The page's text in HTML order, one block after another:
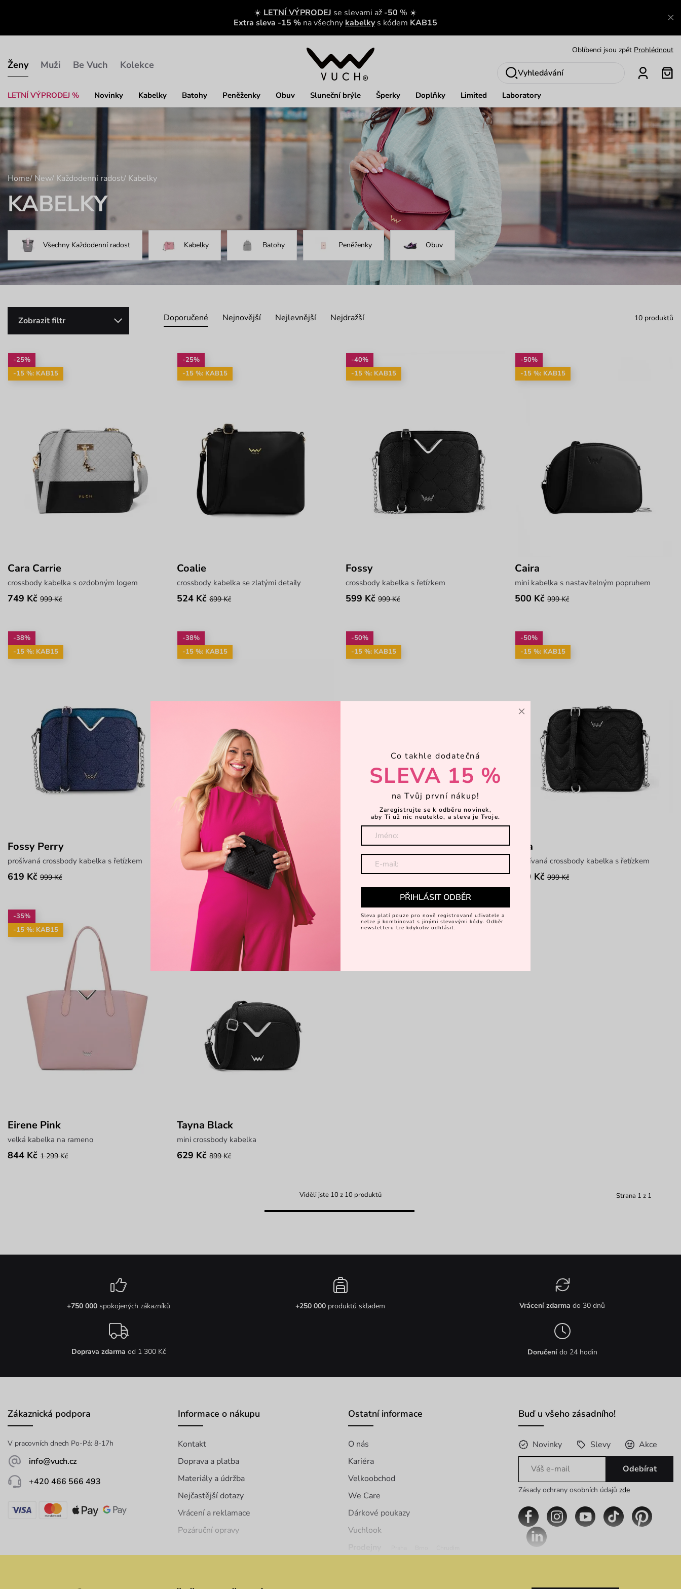
☀️ LETNÍ VÝPRODEJ se slevami až -50 % ☀️
Extra sleva -15 % na všechny kabelkys kódem KAB15
Ženy
LETNÍ VÝPRODEJ % Novinky Kabelky Batohy Peněženky Obuv Sluneční brýle Šperky Doplňky Limited Laboratory
Muži Be Vuch Kolekce
Zobrazit
Oblíbenci jsou zpět Prohlédnout
Nech se inspirovat Ukázat
Vyhledávání
Home/New/ Každodenní radost/ Kabelky
KABELKY
Všechny Každodenní radost Kabelky Batohy Peněženky Obuv
Zobrazit filtr Doporučené Nejnovější Nejlevnější Nejdražší 10 produktů
-25%
-15 %: KAB15
Cara Carrie
crossbody kabelka s ozdobným logem
749 Kč 999 Kč
-25%
-15 %: KAB15
Coalie
crossbody kabelka se zlatými detaily
524 Kč 699 Kč
-40%
-15 %: KAB15
Fossy
crossbody kabelka s řetízkem
599 Kč 999 Kč
-50%
-15 %: KAB15
Caira
mini kabelka s nastavitelným popruhem
500 Kč 999 Kč
-38%
-15 %: KAB15
Fossy Perry
prošívaná crossbody kabelka s řetízkem
619 Kč 999 Kč
-38%
-15 %: KAB15
Remus Grey
ledvinka s nastavitelným popruhem
549 Kč
-50%
-15 %: KAB15
Zita Beige
prošívaná crossbody kabelka s řetízkem
500 Kč
-50%
-15 %: KAB15
Zita
prošívaná crossbody kabelka s řetízkem
500 Kč 999 Kč
-35%
-15 %: KAB15
Eirene Pink
velká kabelka na rameno
844 Kč 1 299 Kč
-30%
-15 %: KAB15
Tayna Black
mini crossbody kabelka
629 Kč 899 Kč
Viděli jste 10 z 10 produktů Strana 1 z 1
+750 000spokojených zákazníků +250 000 produktů skladem Vrácení zdarma do 30 dnů
Doprava zdarma od 1 300 Kč Doručení do 24 hodin
Zákaznická podpora
V pracovních dnech Po-Pá: 8-17h
info@vuch.cz
+420 466 566 493
Informace o nákupu
Kontakt
Doprava a platba
Materiály a údržba
Nejčastější dotazy
Vrácení a reklamace
Pozáruční opravy
Ostatní informace
O nás
Kariéra
Velkoobchod
We Care
Dárkové poukazy
Vuchlook
Buď u všeho zásadního!
Novinky Slevy Akce
Odebírat
Zásady ochrany osobních údajů zde
×
Co takhle dodatečná
SLEVA 15 %
na Tvůj první nákup!
Zaregistrujte se k odběru novinek,
aby Ti už nic neuteklo, a sleva je Tvoje.
PŘIHLÁSIT ODBĚR
Sleva platí pouze pro nově registrované uživatele a
nelze ji kombinovat s jinými slevovými kódy. Odběr
newsletteru lze kdykoliv odhlásit.